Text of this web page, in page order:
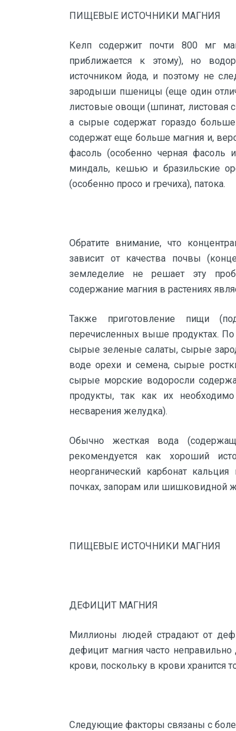
ПИЩЕВЫЕ ИСТОЧНИКИ МАГНИЯ
Келп содержит почти 800 мг
приближается к этому), но
источником йода, и поэтому не
зародыши пшеницы (еще один
листовые овощи (шпинат, листовая
а сырые содержат гораздо
содержат еще больше магния и,
фасоль (особенно черная фасоль
миндаль, кешью и бразильские
(особенно просо и гречиха), патока.
Обратите внимание, что
зависит от качества почвы
земледелие не решает эту
содержание магния в растениях
Также приготовление пищи
перечисленных выше продуктах.
сырые зеленые салаты, сырые
воде орехи и семена, сырые
сырые морские водоросли
продукты, так как их
несварения желудка).
Обычно жесткая вода
рекомендуется как хороший
неорганический карбонат
почках, запорам или шишковидной
ПИЩЕВЫЕ ИСТОЧНИКИ МАГНИЯ
ДЕФИЦИТ МАГНИЯ
Миллионы людей страдают от
дефицит магния часто неправильно
крови, поскольку в крови хранится
Следующие факторы связаны с